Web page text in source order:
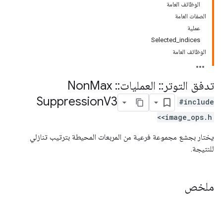
الوظائف العامة
الصفات العامة
عملية
Selected_indices
الوظائف العامة
تدفق التوتر :: العمليات::
Max
SuppressionV3
#include
<image_ops.h>
يختار بجشع مجموعة فرعية من المربعات المحيطة بترتيب تنازلي
للنتيجة.
ملخص